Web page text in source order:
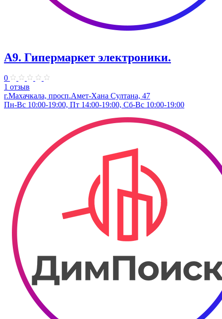
А9. Гипермаркет электроники.
0
1 отзыв
г.Махачкала, просп.Амет-Хана Султана, 47
Пн-Вс 10:00-19:00, Пт 14:00-19:00, Сб-Вс 10:00-19:00